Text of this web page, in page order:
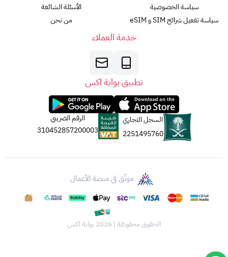
سياسة الخصوصية
سياسة تفعيل شرائح SIM و eSIM
الأسئلة الشائعة
من نحن
خدمة العملاء
تطبيق بوابة اكس
السجل التجاري
2251495760
الرقم الضريبي
310452857200003
موثّق في منصة الأعمال
الحقوق محفوظة | 2026 بوابة اكس